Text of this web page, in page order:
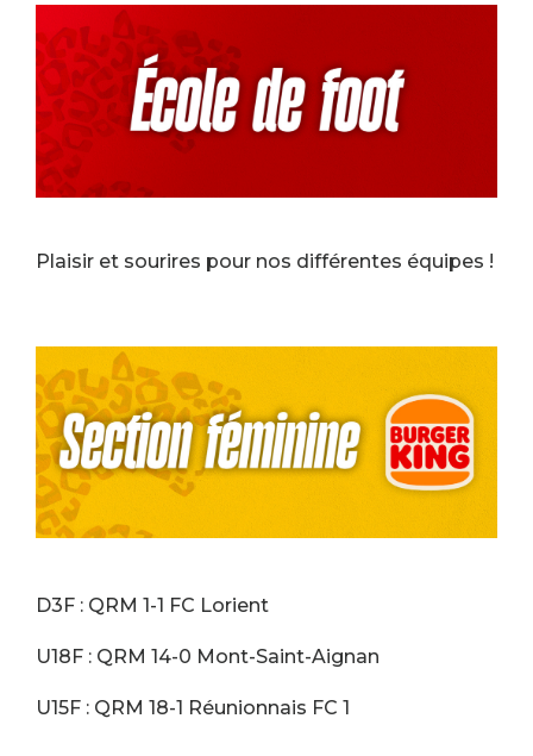
Plaisir et sourires pour nos différentes équipes !
D3F : QRM 1-1 FC Lorient
U18F : QRM 14-0 Mont-Saint-Aignan
U15F : QRM 18-1 Réunionnais FC 1